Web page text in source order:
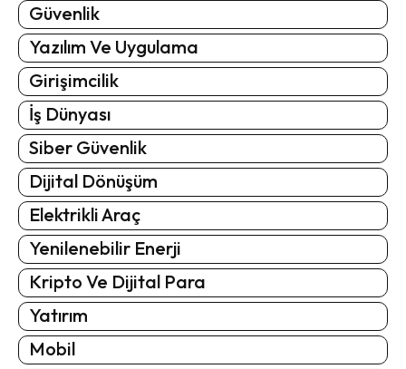
Güvenlik
Yazılım Ve Uygulama
Girişimcilik
İş Dünyası
Siber Güvenlik
Dijital Dönüşüm
Elektrikli Araç
Yenilenebilir Enerji
Kripto Ve Dijital Para
Yatırım
Mobil